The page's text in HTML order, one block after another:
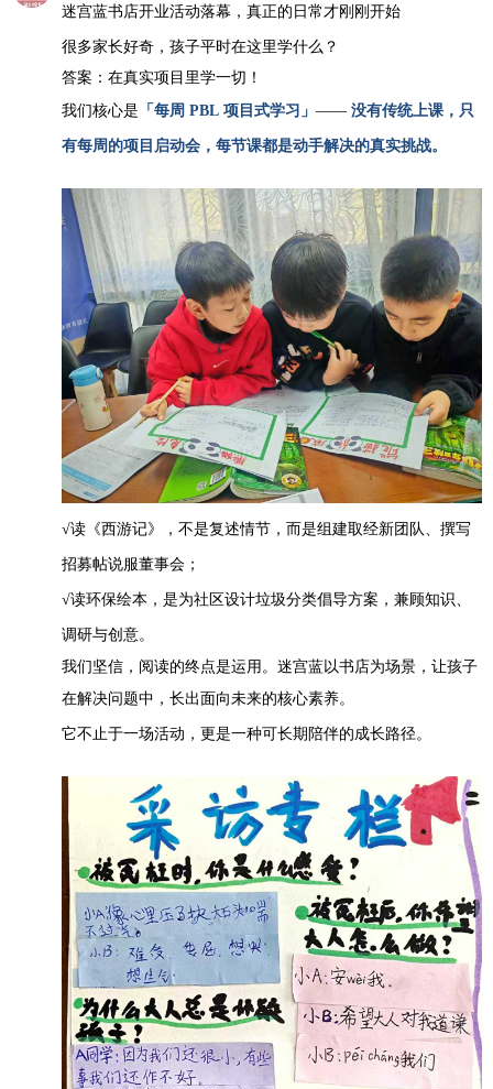
迷宫蓝书店开业活动落幕，真正的日常才刚刚开始
很多家长好奇，孩子平时在这里学什么？
答案：在真实项目里学一切！
我们核心是 「每周 PBL 项目式学习」 —— 没有传统上课，只
有每周的项目启动会，每节课都是动手解决的真实挑战。
√读《西游记》，不是复述情节，而是组建取经新团队、撰写
招募帖说服董事会；
√读环保绘本，是为社区设计垃圾分类倡导方案，兼顾知识、
调研与创意。
我们坚信，阅读的终点是运用。迷宫蓝以书店为场景，让孩子
在解决问题中，长出面向未来的核心素养。
它不止于一场活动，更是一种可长期陪伴的成长路径。